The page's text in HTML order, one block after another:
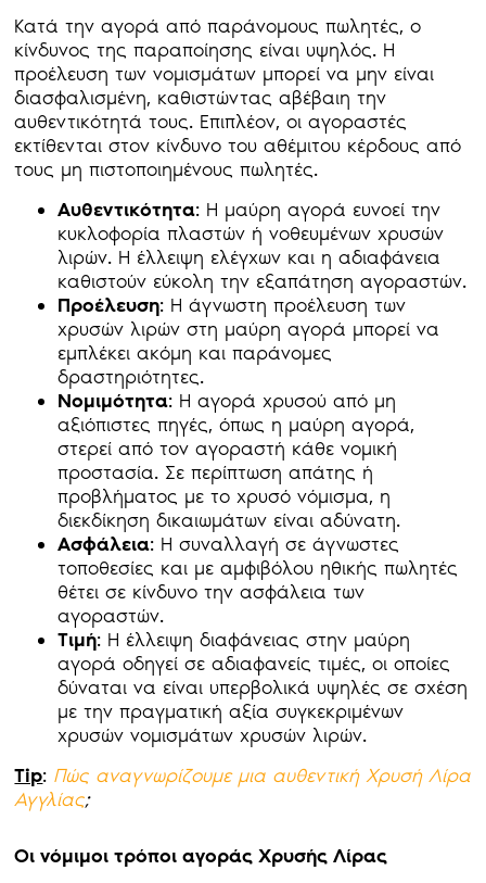
Κατά την αγορά από παράνομους πωλητές, ο
κίνδυνος της παραποίησης είναι υψηλός. Η
προέλευση των νομισμάτων μπορεί να μην είναι
διασφαλισμένη, καθιστώντας αβέβαιη την
αυθεντικότητά τους. Επιπλέον, οι αγοραστές
εκτίθενται στον κίνδυνο του αθέμιτου κέρδους από
τους μη πιστοποιημένους πωλητές.
Αυθεντικότητα: Η μαύρη αγορά ευνοεί την
κυκλοφορία πλαστών ή νοθευμένων χρυσών
λιρών. Η έλλειψη ελέγχων και η αδιαφάνεια
καθιστούν εύκολη την εξαπάτηση αγοραστών.
Προέλευση: Η άγνωστη προέλευση των
χρυσών λιρών στη μαύρη αγορά μπορεί να
εμπλέκει ακόμη και παράνομες
δραστηριότητες.
Νομιμότητα: Η αγορά χρυσού από μη
αξιόπιστες πηγές, όπως η μαύρη αγορά,
στερεί από τον αγοραστή κάθε νομική
προστασία. Σε περίπτωση απάτης ή
προβλήματος με το χρυσό νόμισμα, η
διεκδίκηση δικαιωμάτων είναι αδύνατη.
Ασφάλεια: Η συναλλαγή σε άγνωστες
τοποθεσίες και με αμφιβόλου ηθικής πωλητές
θέτει σε κίνδυνο την ασφάλεια των
αγοραστών.
Τιμή: Η έλλειψη διαφάνειας στην μαύρη
αγορά οδηγεί σε αδιαφανείς τιμές, οι οποίες
δύναται να είναι υπερβολικά υψηλές σε σχέση
με την πραγματική αξία συγκεκριμένων
χρυσών νομισμάτων χρυσών λιρών.
Tip: Πώς αναγνωρίζουμε μια αυθεντική Χρυσή Λίρα
Αγγλίας;
Οι νόμιμοι τρόποι αγοράς Χρυσής Λίρας